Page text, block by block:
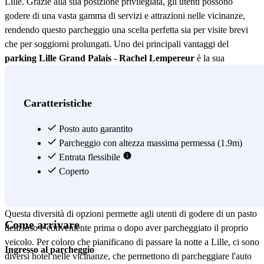
godere di una vasta gamma di servizi e attrazioni nelle vicinanze,
rendendo questo parcheggio una scelta perfetta sia per visite brevi
che per soggiorni prolungati. Uno dei principali vantaggi del
parking Lille Grand Palais - Rachel Lempereur è la sua
permette di raggiungere in due fermate la Gare Lille Flandres e il
l'accesso ai principali punti di interesse di Lille, senza la necessità di
preoccuparsi del traffico o della ricerca di parcheggio nel centro.
Inoltre, il parking Lille Grand Palais - Rachel Lempereur
circondato da una variegata offerta gastronomica. A meno di 7
Questa diversità di opzioni permette agli utenti di godere di un pasto
delizioso e conveniente prima o dopo aver parcheggiato il proprio
veicolo. Per coloro che pianificano di passare la notte a Lille, ci sono
diversi hotel nelle vicinanze, che permettono di parcheggiare l'auto
Caratteristiche
Posto auto garantito
Parcheggio con altezza massima permessa (1.9m)
Entrata flessibile
Coperto
Come arrivare
Ingresso al parcheggio